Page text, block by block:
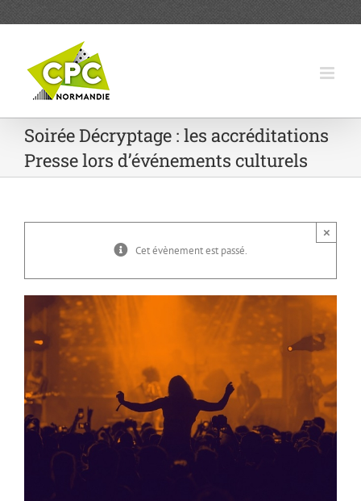
Soirée Décryptage : les accréditations
Presse lors d’événements culturels
Cet évènement est passé.
×